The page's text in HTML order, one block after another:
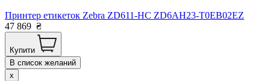
Принтер етикеток Zebra ZD611-HC ZD6AH23-T0EB02EZ
47 869 ₴
Купити
В список желаний
x